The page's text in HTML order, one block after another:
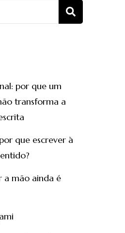
por que um
transforma a
que escrever à
a mão ainda é